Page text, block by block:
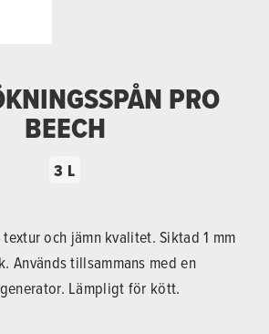
PRO
BEECH
3 L
och jämn kvalitet. Siktad 1 mm
Används tillsammans med en
Lämpligt för kött.